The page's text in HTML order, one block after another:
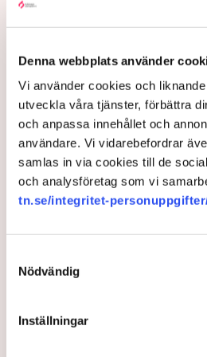
Denna webbplats använder
Vi använder cookies och
utveckla våra tjänster, förbättra
och anpassa innehållet och
användare. Vi vidarebefordrar
samlas in via cookies till de
och analysföretag som vi
tn.se/integritet-
Nödvändig
Inställningar
maskiner, gräva igen
oss”, säger Mats
tillståndsansvarig på
varnar branschen för
uppemot 100 miljoner
Brytningen av torvtäkten i
aktivistgruppen Återställ
tillståndsansvarig på Neova,
stoppade all pågående
Aktivistgruppen Återställ